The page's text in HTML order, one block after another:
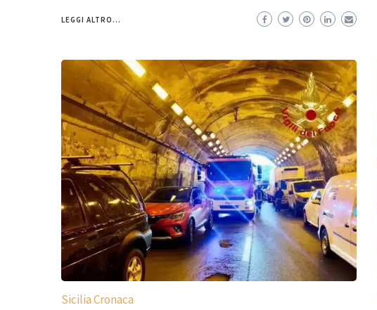
LEGGI ALTRO...
Sicilia Cronaca